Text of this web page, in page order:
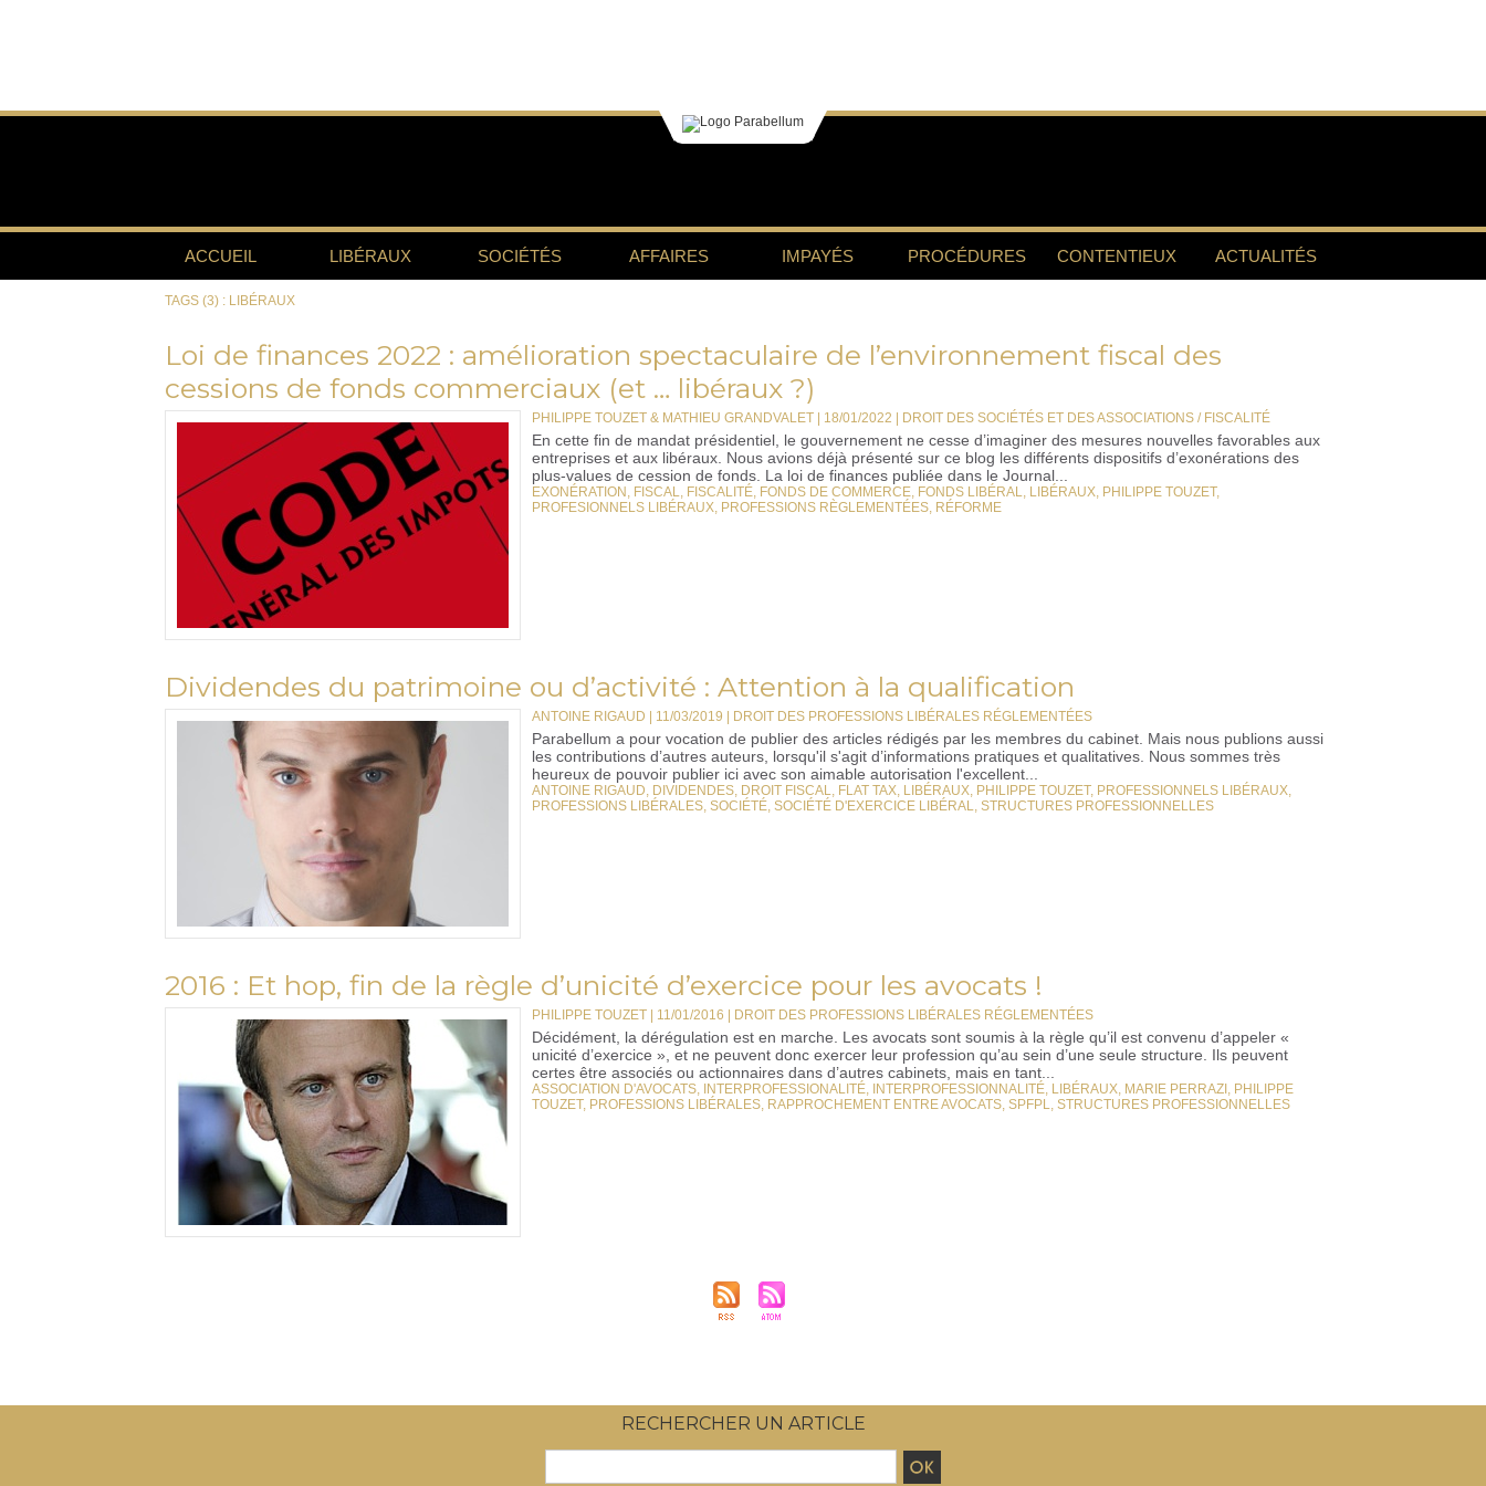
ACCUEIL LIBÉRAUX SOCIÉTÉS AFFAIRES IMPAYÉS PROCÉDURES CONTENTIEUX ACTUALITÉS
TAGS (3) : LIBÉRAUX
Loi de finances 2022 : amélioration spectaculaire de l’environnement fiscal des
cessions de fonds commerciaux (et … libéraux ?)
PHILIPPE TOUZET & MATHIEU GRANDVALET | 18/01/2022 DROIT DES SOCIÉTÉS ET DES ASSOCIATIONS / FISCALITÉ
En cette fin de mandat présidentiel, le gouvernement ne cesse d’imaginer des mesures nouvelles favorables aux
entreprises et aux libéraux. Nous avions déjà présenté sur ce blog les différents dispositifs d’exonérations des
plus-values de cession de fonds. La loi de finances publiée dans le Journal...
EXONÉRATION , FISCAL, FISCALITÉ, FONDS DE COMMERCE, FONDS LIBÉRAL, LIBÉRAUX, PHILIPPE TOUZET,
PROFESIONNELS LIBÉRAUX, PROFESSIONS RÈGLEMENTÉES, RÉFORME
Dividendes du patrimoine ou d’activité : Attention à la qualification
ANTOINE RIGAUD | 11/03/2019 DROIT DES PROFESSIONS LIBÉRALES RÉGLEMENTÉES
Parabellum a pour vocation de publier des articles rédigés par les membres du cabinet. Mais nous publions aussi
les contributions d’autres auteurs, lorsqu'il s'agit d’informations pratiques et qualitatives. Nous sommes très
heureux de pouvoir publier ici avec son aimable autorisation l'excellent...
ANTOINE RIGAUD, DIVIDENDES, DROIT FISCAL, FLAT TAX, LIBÉRAUX, PHILIPPE TOUZET, PROFESSIONNELS LIBÉRAUX,
PROFESSIONS LIBÉRALES, SOCIÉTÉ, SOCIÉTÉ D'EXERCICE LIBÉRAL, STRUCTURES PROFESSIONNELLES
2016 : Et hop, fin de la règle d’unicité d’exercice pour les avocats !
PHILIPPE TOUZET | 11/01/2016 DROIT DES PROFESSIONS LIBÉRALES RÉGLEMENTÉES
Décidément, la dérégulation est en marche. Les avocats sont soumis à la règle qu’il est convenu d’appeler «
unicité d’exercice », et ne peuvent donc exercer leur profession qu’au sein d’une seule structure. Ils peuvent
certes être associés ou actionnaires dans d’autres cabinets, mais en tant...
ASSOCIATION D'AVOCATS, INTERPROFESSIONALITÉ, INTERPROFESSIONNALITÉ, LIBÉRAUX, MARIE PERRAZI , PHILIPPE
TOUZET, PROFESSIONS LIBÉRALES, RAPPROCHEMENT ENTRE AVOCATS, SPFPL, STRUCTURES PROFESSIONNELLES
RECHERCHER UN ARTICLE